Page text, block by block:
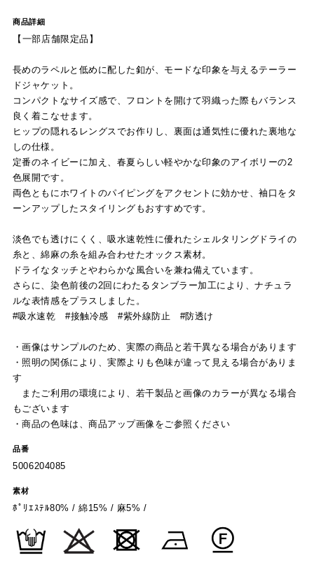
商品詳細
【一部店舗限定品】
長めのラペルと低めに配した釦が、モードな印象を与えるテーラー
ドジャケット。
コンパクトなサイズ感で、フロントを開けて羽織った際もバランス
良く着こなせます。
ヒップの隠れるレングスでお作りし、裏面は通気性に優れた裏地な
しの仕様。
定番のネイビーに加え、春夏らしい軽やかな印象のアイボリーの2
色展開です。
両色ともにホワイトのパイピングをアクセントに効かせ、袖口をタ
ーンアップしたスタイリングもおすすめです。
淡色でも透けにくく、吸水速乾性に優れたシェルタリングドライの
糸と、綿麻の糸を組み合わせたオックス素材。
ドライなタッチとやわらかな風合いを兼ね備えています。
さらに、染色前後の2回にわたるタンブラー加工により、ナチュラ
ルな表情感をプラスしました。
#吸水速乾 #接触冷感 #紫外線防止 #防透け
・画像はサンプルのため、実際の商品と若干異なる場合があります
・照明の関係により、実際よりも色味が違って見える場合がありま
す
またご利用の環境により、若干製品と画像のカラーが異なる場合
もございます
・商品の色味は、商品アップ画像をご参照ください
品番
5006204085
素材
ﾎﾟﾘｴｽﾃﾙ80% / 綿15% / 麻5% /